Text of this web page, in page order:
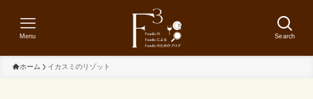
Search
Menu
ホーム イカスミのリゾット